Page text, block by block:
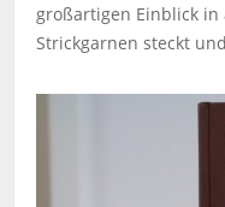
großartigen Einblick
Strickgarnen steckt